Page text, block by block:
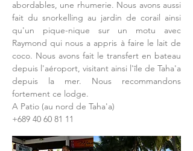
abordables, une rhumerie. Nous avons aussi
fait du snorkelling au jardin de corail ainsi
qu'un pique-nique sur un motu avec
Raymond qui nous a appris à faire le lait de
coco. Nous avons fait le transfert en bateau
depuis l'aéroport, visitant ainsi l'île de Taha'a
depuis la mer. Nous recommandons
fortement ce lodge.
A Patio (au nord de Taha'a)
+689 40 60 81 11